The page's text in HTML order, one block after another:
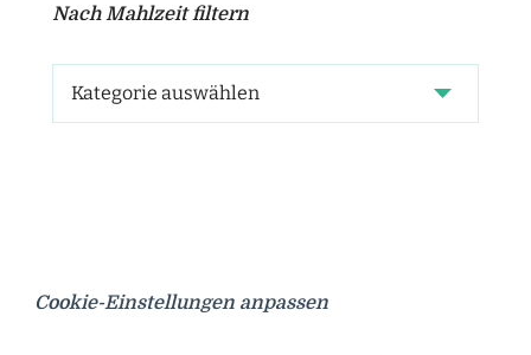
Nach Mahlzeit filtern
Cookie-Einstellungen anpassen